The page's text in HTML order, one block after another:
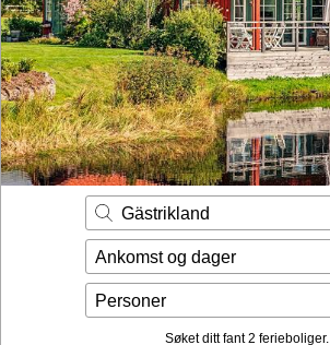
Info
Service
Kontakt
Eier login
Gästrikland
Ankomst og dager
Personer
Søket ditt fant 2 ferieboliger.